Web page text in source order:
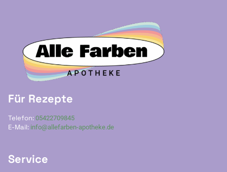
Für Rezepte
Telefon: 05422709845
E-Mail: info@allefarben-apotheke.de
Service